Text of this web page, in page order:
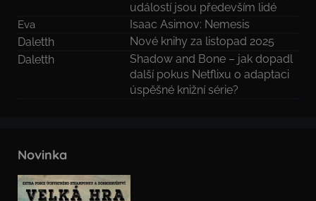
událostí jsou především lidé
Eva
Isaac Asimov: Nemesis
Daletth
Nové knihy za listopad 2025
Daletth
Shadow and Bone – jak dopadl
další pokus Netflixu o adaptaci
úspěšné knižní série?
Novinka